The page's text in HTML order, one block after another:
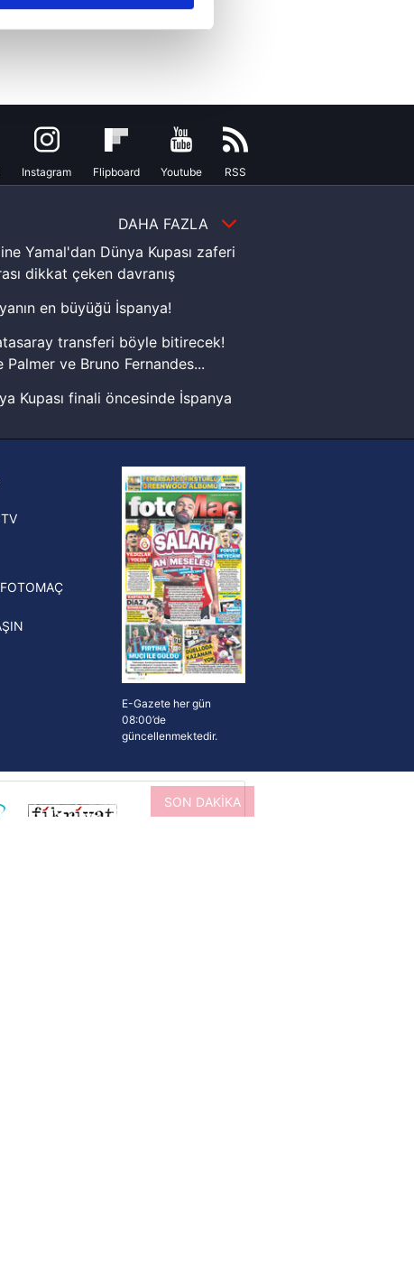
gösterilmeyecektir."
sunulması
detaylı bilgi için Ayarlar
ve sitemizde ilgili
SON DAKİKA
Instagram Flipboard Youtube RSS
DAHA FAZLA
Yamal'dan Dünya Kupası zaferi
dikkat çeken davranış
en büyüğü İspanya!
transferi böyle bitirecek!
Palmer ve Bruno Fernandes...
Kupası finali öncesinde İspanya
yüzüğü verilecek
Crespo, Meksika Ligi
Atlas'ın yeni teknik
oldu
E-Gazete her gün
08:00’de
güncellenmektedir.